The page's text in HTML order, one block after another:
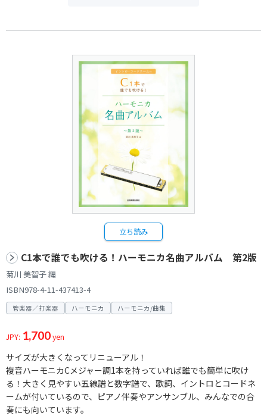
立ち読み
C1本で誰でも吹ける！ハーモニカ名曲アルバム 第2版
菊川 美智子 編
ISBN978-4-11-437413-4
管楽器／打楽器 ハーモニカ ハーモニカ/曲集
JPY: 1,700yen
サイズが大きくなってリニューアル！
複音ハーモニカCメジャー調1本を持っていれば誰でも簡単に吹け
る！大きく見やすい五線譜と数字譜で、歌詞、イントロとコードネ
ームが付いているので、ピアノ伴奏やアンサンブル、みんなでの合
奏にも向いています。